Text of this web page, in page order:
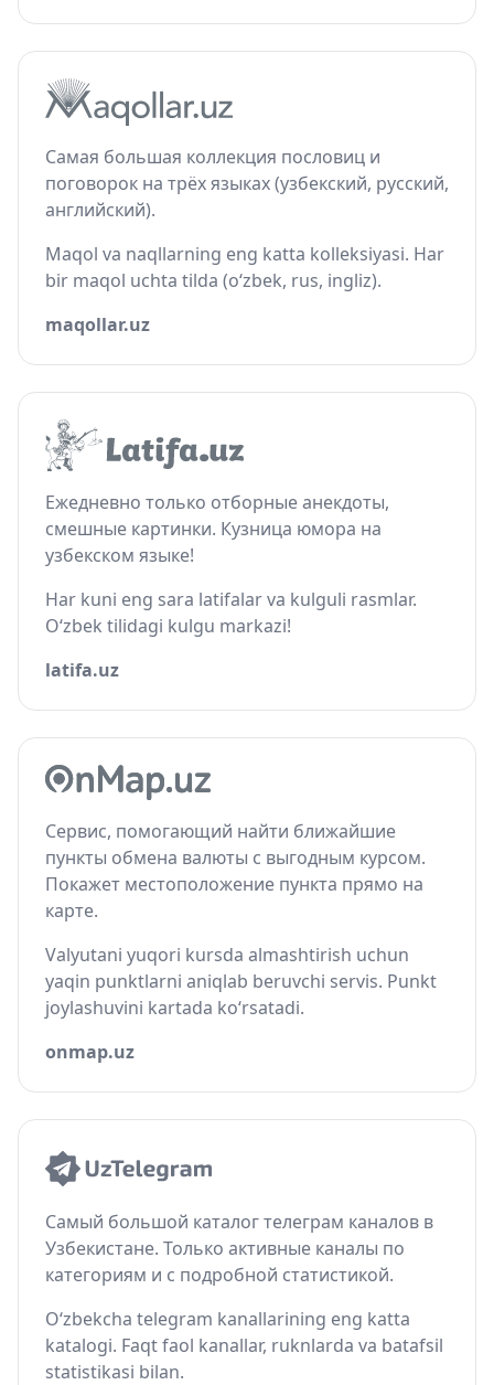
Самая большая коллекция пословиц и
поговорок на трёх языках (узбекский, русский,
английский).
Maqol va naqllarning eng katta kolleksiyasi. Har
bir maqol uchta tilda (o‘zbek, rus, ingliz).
maqollar.uz
Ежедневно только отборные анекдоты,
смешные картинки. Кузница юмора на
узбекском языке!
Har kuni eng sara latifalar va kulguli rasmlar.
O‘zbek tilidagi kulgu markazi!
latifa.uz
Сервис, помогающий найти ближайшие
пункты обмена валюты с выгодным курсом.
Покажет местоположение пункта прямо на
карте.
Valyutani yuqori kursda almashtirish uchun
yaqin punktlarni aniqlab beruvchi servis. Punkt
joylashuvini kartada ko‘rsatadi.
onmap.uz
Самый большой каталог телеграм каналов в
Узбекистане. Только активные каналы по
категориям и с подробной статистикой.
O‘zbekcha telegram kanallarining eng katta
katalogi. Faqt faol kanallar, ruknlarda va batafsil
statistikasi bilan.